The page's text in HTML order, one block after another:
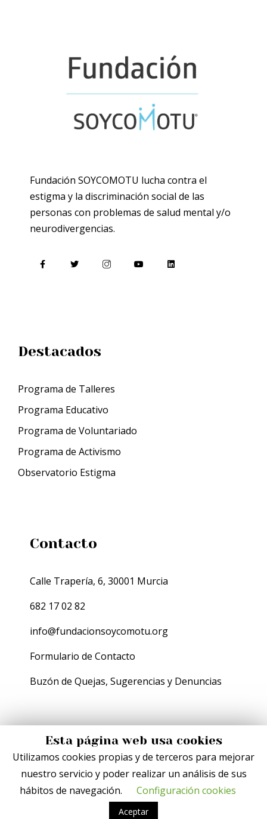
Fundación SOYCOMOTU lucha contra el
estigma y la discriminación social de las
personas con problemas de salud mental y/o
neurodivergencias.
Destacados
Programa de Talleres
Programa Educativo
Programa de Voluntariado
Programa de Activismo
Observatorio Estigma
Contacto
Calle Trapería, 6, 30001 Murcia
682 17 02 82
info@fundacionsoycomotu.org
Formulario de Contacto
Buzón de Quejas, Sugerencias y Denuncias
Aviso Legal|Política de Privacidad|Política de Cookies
Esta página web usa cookies
Utilizamos cookies propias y de terceros para mejorar
nuestro servicio y poder realizar un análisis de sus
hábitos de navegación.
Configuración cookies
Aceptar